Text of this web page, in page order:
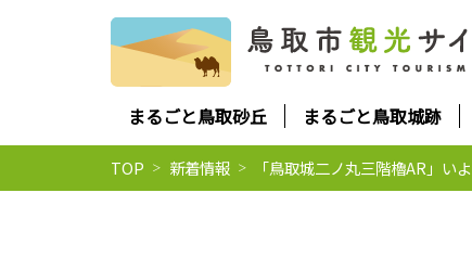
まるごと鳥取砂丘 まるごと鳥取城跡
TOP 新着情報 「鳥取城二ノ丸三階櫓AR」い